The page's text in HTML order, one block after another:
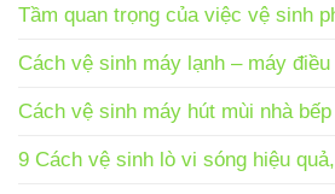
Tầm quan trọng của việc vệ sinh
Cách vệ sinh máy lạnh – máy
Cách vệ sinh máy hút mùi nhà
9 Cách vệ sinh lò vi sóng hiệu